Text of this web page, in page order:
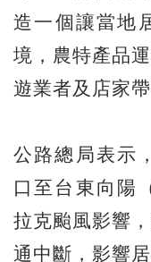
造一個讓當地
境，農特產品
遊業者及店家
公路總局表示
口至台東向陽
拉克颱風影響
通中斷，影響